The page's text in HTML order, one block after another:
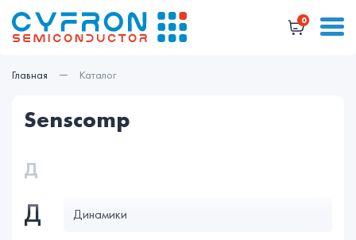
0
Главная Каталог
senscomp
Д
Д Динамики